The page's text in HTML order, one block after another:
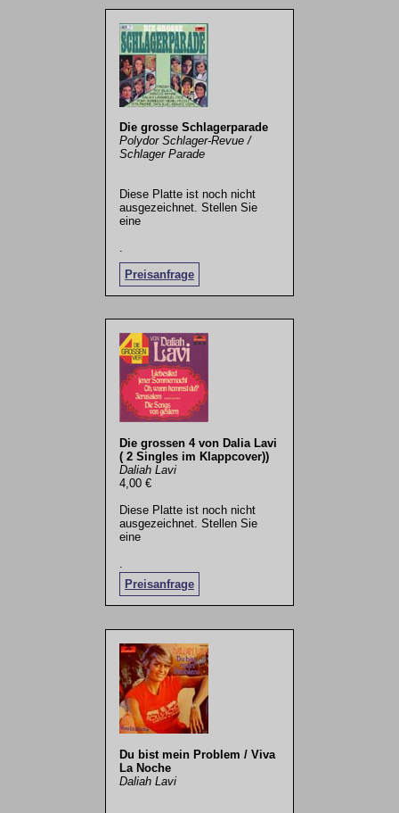
Die grosse Schlagerparade
Polydor Schlager-Revue /
Schlager Parade
Diese Platte ist noch nicht
ausgezeichnet. Stellen Sie
eine
Preisanfrage
.
Die grossen 4 von Dalia Lavi
( 2 Singles im Klappcover))
Daliah Lavi
4,00 €
Diese Platte ist noch nicht
ausgezeichnet. Stellen Sie
eine
Preisanfrage
Du bist mein Problem / Viva
La Noche
Daliah Lavi